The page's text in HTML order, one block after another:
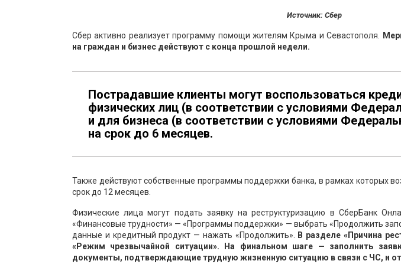
Источник: Сбер
Сбер активно реализует программу помощи жителям Крыма и Севастополя.
на граждан и бизнес действуют с конца прошлой недели.
Пострадавшие клиенты могут воспользоваться
физических лиц (в соответствии с условиями
и для бизнеса (в соответствии с условиями
на срок до 6 месяцев.
Также действуют собственные программы поддержки банка, в рамках которых
срок до 12 месяцев.
Физические лица могут подать заявку на реструктуризацию в СберБанк
«Финансовые трудности» — «Программы поддержки» — выбрать «Продолжить
данные и кредитный продукт — нажать «Продолжить».
В разделе «Причина
«Режим чрезвычайной ситуации». На финальном шаге — заполнить
документы, подтверждающие трудную жизненную ситуацию в связи с ЧС, и